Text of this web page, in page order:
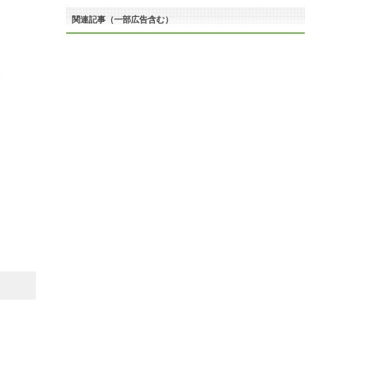
関連記事（一部広告含む）